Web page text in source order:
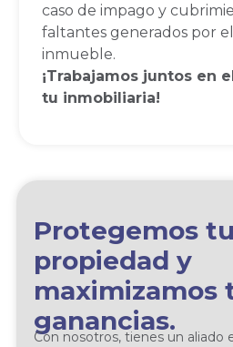
caso de impago y
faltantes generados por
inmueble.
¡Trabajamos juntos en
tu inmobiliaria!
Protegemos tu
propiedad y
maximizamos
ganancias.
Con nosotros, tienes un aliado